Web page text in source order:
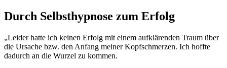
Durch Selbsthypnose zum Erfolg
„Leider hatte ich keinen Erfolg mit einem aufklärenden Traum über
die Ursache bzw. den Anfang meiner Kopfschmerzen. Ich hoffte
dadurch an die Wurzel zu kommen.